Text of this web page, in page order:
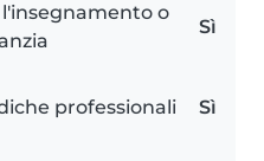
o
Sì
professionali Sì